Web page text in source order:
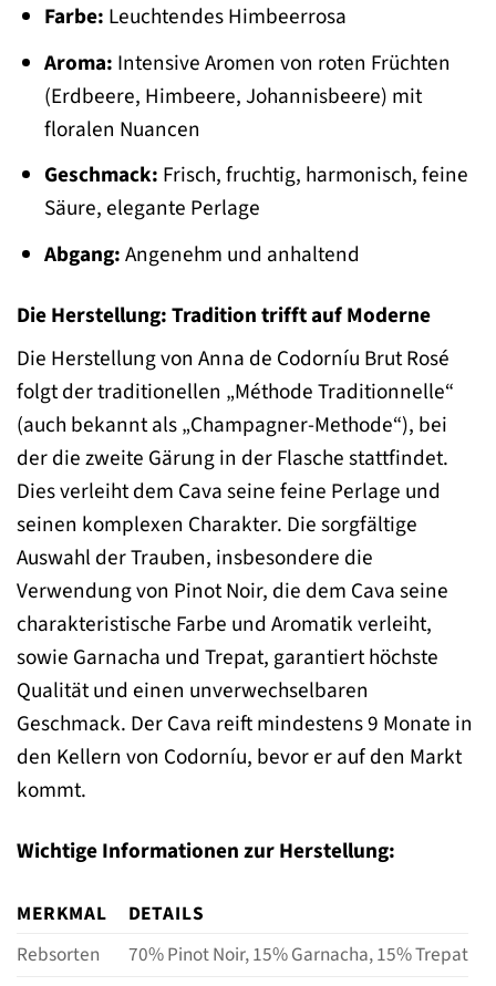
Farbe: Leuchtendes Himbeerrosa
Aroma: Intensive Aromen von roten Früchten
(Erdbeere, Himbeere, Johannisbeere) mit
floralen Nuancen
Geschmack: Frisch, fruchtig, harmonisch, feine
Säure, elegante Perlage
Abgang:Angenehm und anhaltend
Die Herstellung: Tradition trifft auf Moderne
Die Herstellung von Anna de Codorníu Brut Rosé
folgt der traditionellen „Méthode Traditionnelle“
(auch bekannt als „Champagner-Methode“), bei
der die zweite Gärung in der Flasche stattfindet.
Dies verleiht dem Cava seine feine Perlage und
seinen komplexen Charakter. Die sorgfältige
Auswahl der Trauben, insbesondere die
Verwendung von Pinot Noir, die dem Cava seine
charakteristische Farbe und Aromatik verleiht,
sowie Garnacha und Trepat, garantiert höchste
Qualität und einen unverwechselbaren
Geschmack. Der Cava reift mindestens 9 Monate in
den Kellern von Codorníu, bevor er auf den Markt
kommt.
Wichtige Informationen zur Herstellung:
MERKMAL
DETAILS
Rebsorten
70% Pinot Noir, 15% Garnacha, 15% Trepat